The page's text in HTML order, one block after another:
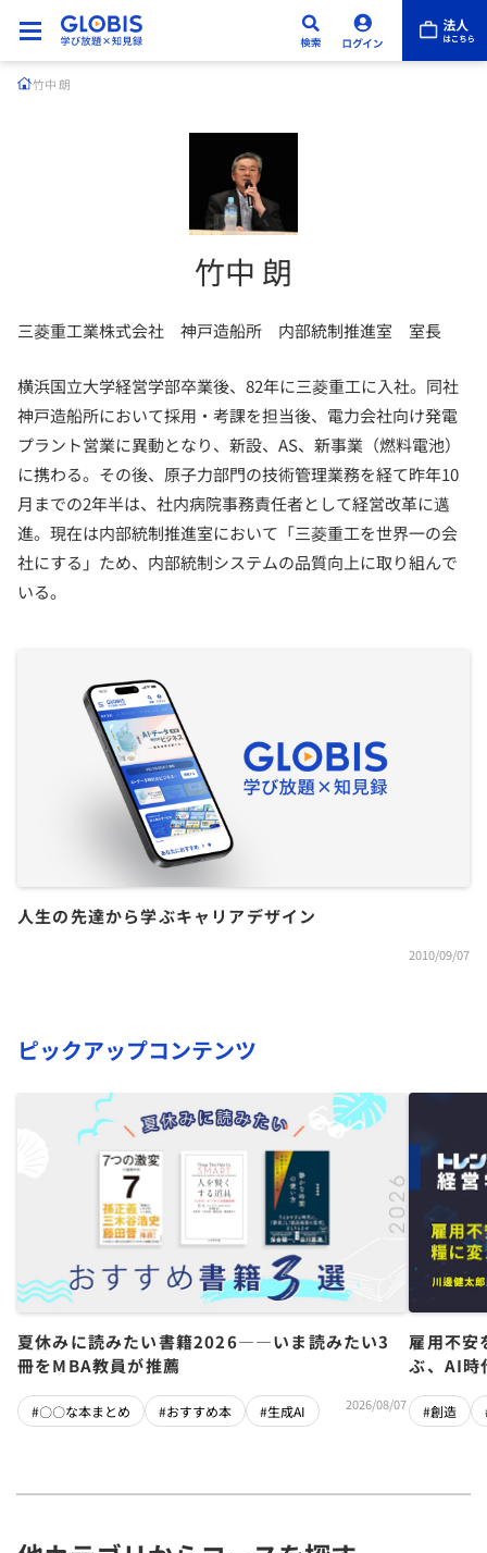
竹中 朗
竹中 朗
三菱重工業株式会社 神戸造船所 内部統制推進室 室長
横浜国立大学経営学部卒業後、82年に三菱重工に入社。同社
神戸造船所において採用・考課を担当後、電力会社向け発電
プラント営業に異動となり、新設、AS、新事業（燃料電池）
に携わる。その後、原子力部門の技術管理業務を経て昨年10
月までの2年半は、社内病院事務責任者として経営改革に邁
進。現在は内部統制推進室において「三菱重工を世界一の会
社にする」ため、内部統制システムの品質向上に取り組んで
いる。
人生の先達から学ぶキャリアデザイン
2010/09/07
ピックアップコンテンツ
夏休みに読みたい書籍2026――いま読みたい3
冊をMBA教員が推薦
#〇〇な本まとめ #おすすめ本 #生成AI 2026/08/07
雇用不
ぶ、AI時
#創造